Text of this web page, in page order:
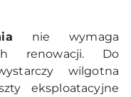
nie wymaga
renowacji. Do
wilgotna
eksploatacyjne